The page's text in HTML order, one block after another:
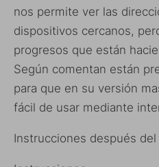
nos permite ver las
dispositivos cercanos,
progresos que están
Según comentan están
para que en su versión
fácil de usar mediante
Instrucciones después del